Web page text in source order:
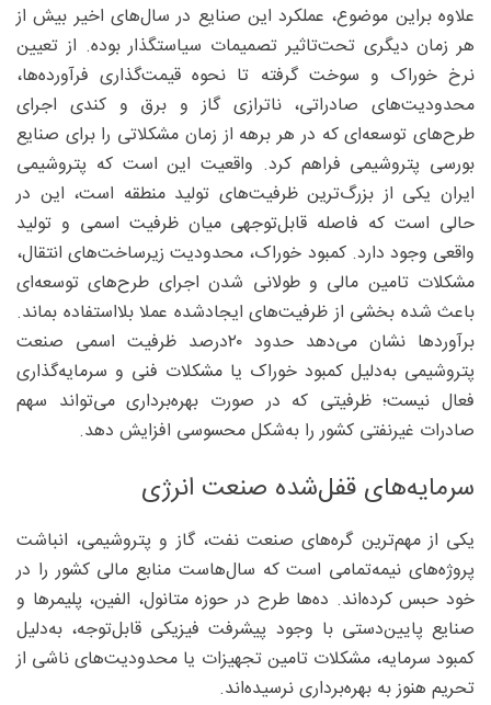
علاوه براین موضوع، عملکرد این صنایع در سال‌های اخیر بیش از
هر زمان دیگری تحت‌تاثیر تصمیمات سیاستگذار بوده. از تعیین
نرخ خوراک و سوخت گرفته تا نحوه قیمت‌گذاری فرآورده‌ها،
محدودیت‌های صادراتی، ناترازی گاز و برق و کندی اجرای
طرح‌های توسعه‌ای که در هر برهه از زمان مشکلاتی را برای صنایع
بورسی پتروشیمی فراهم کرد. واقعیت این است که پتروشیمی
ایران یکی از بزرگ‌ترین ظرفیت‌های تولید منطقه است، این در
حالی است که فاصله قابل‌توجهی میان ظرفیت اسمی و تولید
واقعی وجود دارد. کمبود خوراک، محدودیت زیرساخت‌های انتقال،
مشکلات تامین مالی و طولانی شدن اجرای طرح‌های توسعه‌ای
باعث شده بخشی از ظرفیت‌های ایجادشده عملا بلااستفاده بماند.
برآوردها نشان می‌دهد حدود ۲۰‌درصد ظرفیت اسمی صنعت
پتروشیمی به‌دلیل کمبود خوراک یا مشکلات فنی و سرمایه‌گذاری
فعال نیست؛ ظرفیتی که در صورت بهره‌برداری می‌تواند سهم
صادرات غیرنفتی کشور را به‌شکل محسوسی افزایش دهد.
سرمایه‌های قفل‌شده صنعت انرژی
یکی از مهم‌ترین گره‌های صنعت نفت، گاز و پتروشیمی، انباشت
پروژه‌های نیمه‌تمامی است که سال‌هاست منابع مالی کشور را در
خود حبس کرده‌اند. ده‌ها طرح در حوزه متانول، الفین، پلیمرها و
صنایع پایین‌دستی با وجود پیشرفت فیزیکی قابل‌توجه، به‌دلیل
کمبود سرمایه، مشکلات تامین تجهیزات یا محدودیت‌های ناشی از
تحریم هنوز به بهره‌برداری نرسیده‌اند.